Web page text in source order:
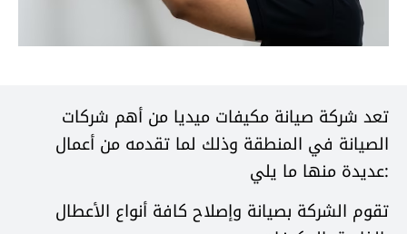
تعد شركة صيانة مكيفات ميديا من أهم شركات
الصيانة في المنطقة وذلك لما تقدمه من أعمال
عديدة منها ما يلي:
تقوم الشركة بصيانة وإصلاح كافة أنواع الأعطال